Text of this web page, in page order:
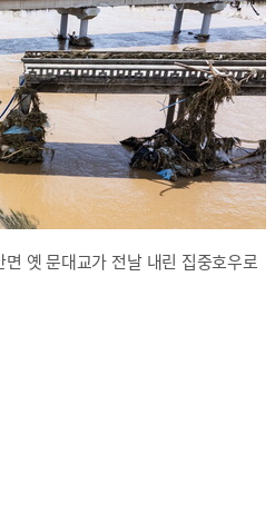
옛 문대교가 전날 내린 집중호우로